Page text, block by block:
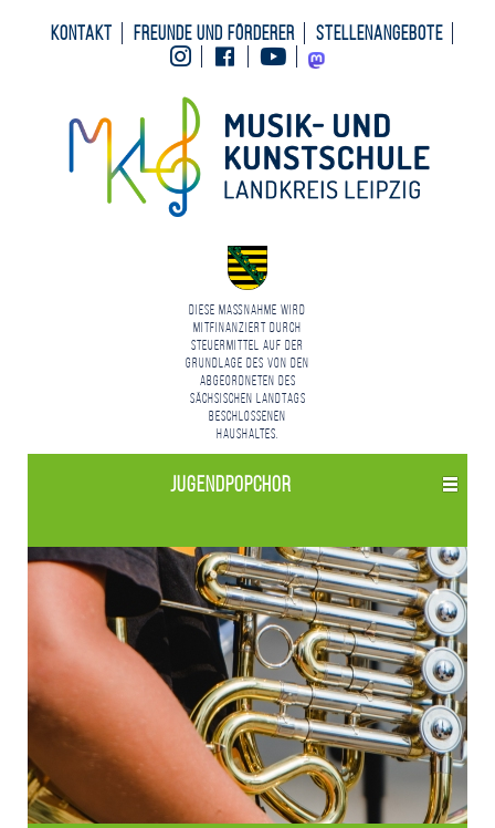
Kontakt Freunde und Förderer
Stellenangebote
InstagramFacebookYoutubeMastodon
Diese Maßnahme wird
mitfinanziert durch
Steuermittel auf der
Grundlage des von den
Abgeordneten des
Sächsischen Landtags
beschlossenen
Haushaltes.
JugendPOPChor